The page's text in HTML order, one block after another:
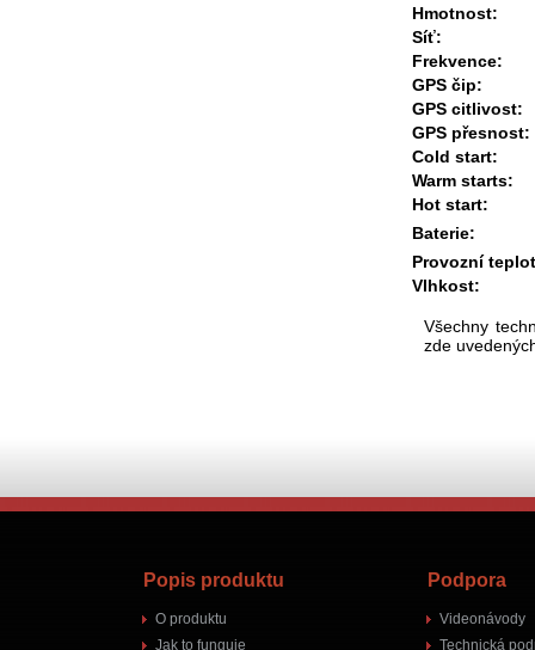
Hmotnost:
Síť:
Frekvence:
GPS čip:
GPS citlivost:
GPS přesnost:
Cold start:
Warm starts:
Hot start:
Baterie:
Provozní
Vlhkost:
Všechny
zde
Popis produktu
O produktu
Jak to funguje
Podpora
Videonávody
Technická